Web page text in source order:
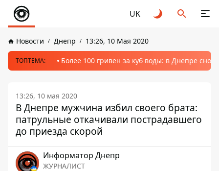
UK
Новости Днепр 13:26, 10 Мая 2020
ТОПТЕМА: Более 100 гривен за куб воды: в Днепре
13:26, 10 мая 2020
В Днепре мужчина избил своего брата:
патрульные откачивали пострадавшего
до приезда скорой
Информатор Днепр
ЖУРНАЛИСТ